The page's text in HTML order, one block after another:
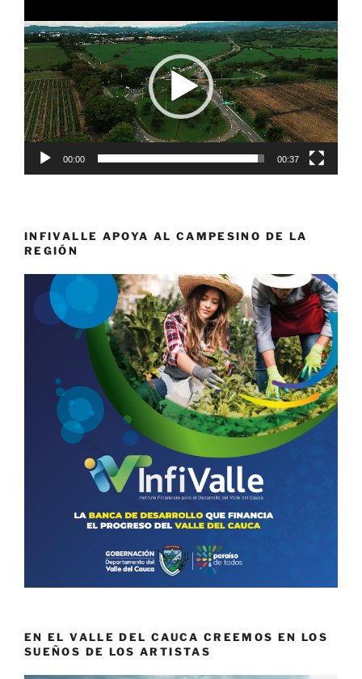
de
vídeo
00:00 00:37
INFIVALLE APOYA AL CAMPESINO DE LA
REGIÓN
EN EL VALLE DEL CAUCA CREEMOS EN LOS
SUEÑOS DE LOS ARTISTAS